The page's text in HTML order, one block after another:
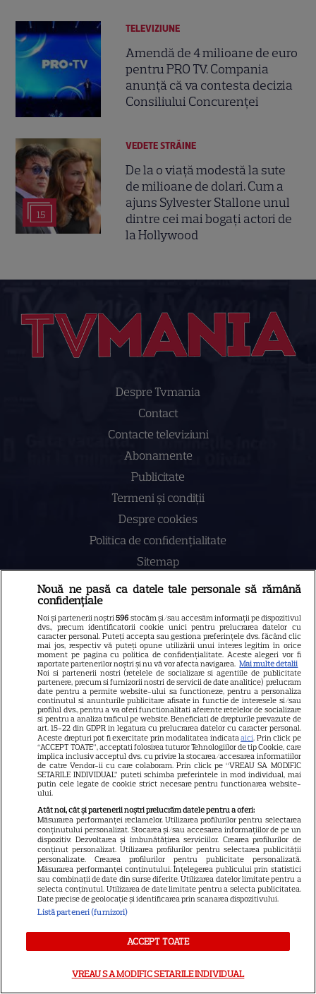
TELEVIZIUNE
Amendă de 4 milioane de euro
pentru PRO TV. Compania
anunță că va contesta decizia
Consiliului Concurenței
15
VEDETE STRĂINE
De la o viață modestă la sute
de milioane de dolari. Cum a
ajuns Sylvester Stallone unul
dintre cei mai bogați actori de
la Hollywood
Despre Tvmania
Contact
Contacte televiziuni
Abonamente
Publicitate
Termeni și condiții
Despre cookies
Politica de confidenţialitate
Sitemap
NUMĂRUL CURENT
ABONEAZA-TE LA REVISTĂ
Libertatea
Libertatea pentru femei
GSP
Știri mondene
Avantaje
Elle
Unica
Retete practice
Nouă ne pasă ca datele tale personale să rămână
confidențiale
Noi și partenerii noștri596 stocăm și/sau accesăm informații pe dispozitivul
dvs., precum identificatorii cookie unici pentru prelucrarea datelor cu
caracter personal. Puteți accepta sau gestiona preferințele dvs. făcând clic
mai jos, respectiv vă puteți opune utilizării unui interes legitim în orice
moment pe pagina cu politica de confidențialitate. Aceste alegeri vor fi
raportate partenerilor noștri și nu vă vor afecta navigarea. Mai multe detalii
Noi si partenerii nostri (retelele de socializare si agentiile de publicitate
partenere, precum si furnizorii nostri de servicii de date analitice) prelucram
date pentru a permite website-ului sa functioneze, pentru a personaliza
continutul si anunturile publicitare afisate in functie de interesele si/sau
profilul dvs., pentru a va oferi functionalitati aferente retelelor de socializare
si pentru a analiza traficul pe website. Beneficiati de drepturile prevazute de
art. 15-22 din GDPR in legatura cu prelucrarea datelor cu caracter personal.
Aceste drepturi pot fi exercitate prin modalitatea indicataaici. Prin click pe
“ACCEPT TOATE”, acceptati folosirea tuturor Tehnologiilor de tip Cookie, care
implica inclusiv acceptul dvs. cu privire la stocarea/accesarea informatiilor
de catre Vendor-ii cu care colaboram. Prin click pe “VREAU SA MODIFIC
SETARILE INDIVIDUAL” puteti schimba preferintele in mod individual, mai
putin cele legate de cookie strict necesare pentru functionarea website-
ului.
Atât noi, cât și partenerii noștri prelucrăm datele pentru a oferi:
Măsurarea performanței reclamelor. Utilizarea profilurilor pentru selectarea
conținutului personalizat. Stocarea și/sau accesarea informațiilor de pe un
dispozitiv. Dezvoltarea și îmbunătățirea serviciilor. Crearea profilurilor de
conținut personalizat. Utilizarea profilurilor pentru selectarea publicității
personalizate. Crearea profilurilor pentru publicitate personalizată.
Măsurarea performanței conținutului. Înțelegerea publicului prin statistici
sau combinații de date din surse diferite. Utilizarea datelor limitate pentru a
selecta conținutul. Utilizarea de date limitate pentru a selecta publicitatea.
Date precise de geolocație și identificarea prin scanarea dispozitivului.
Listă parteneri (furnizori)
ACCEPT TOATE
VREAU SA MODIFIC SETARILE INDIVIDUAL